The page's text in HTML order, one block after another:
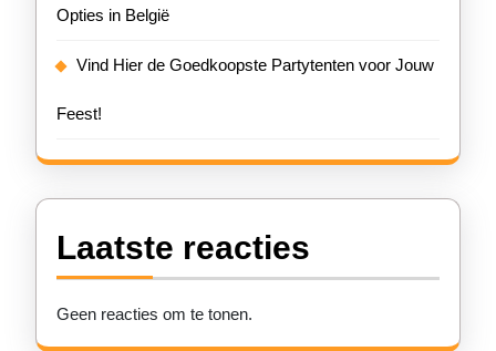
Opties in België
Vind Hier de Goedkoopste Partytenten voor Jouw
Feest!
Laatste reacties
Geen reacties om te tonen.